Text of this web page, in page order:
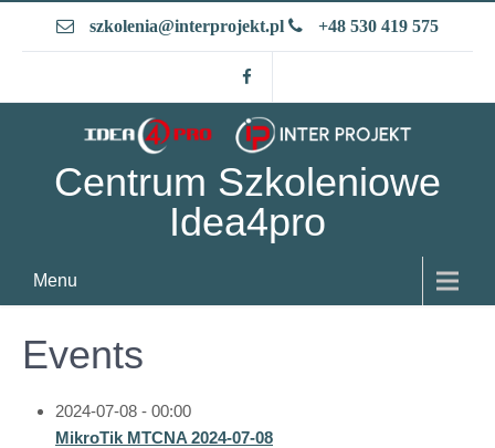
szkolenia@interprojekt.pl +48 530 419 575
Centrum Szkoleniowe
Idea4pro
Menu
Events
2024-07-08 - 00:00
MikroTik MTCNA 2024-07-08